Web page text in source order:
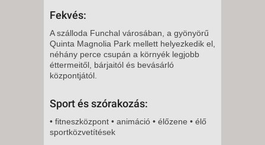
2026. NOVEMBER 16., HÉTFŐ -
12 NAP / 11 ÉJSZAKA
-
8 NAP / 7 ÉJSZAKA
2026. NOVEMBER 20., PÉNTEK
Fekvés:
A szálloda Funchal városában, a gyönyörű
Quinta Magnolia Park mellett helyezkedik el,
néhány perce csupán a környék legjobb
éttermeitől, bárjaitól és bevásárló
központjától.
Sport és szórakozás:
• fitneszközpont • animáció • élőzene • élő
sportközvetítések